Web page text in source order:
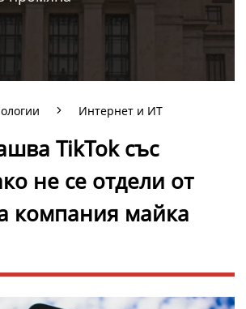
Интернет и ИТ
TikTok със
не се отдели от
компания майка